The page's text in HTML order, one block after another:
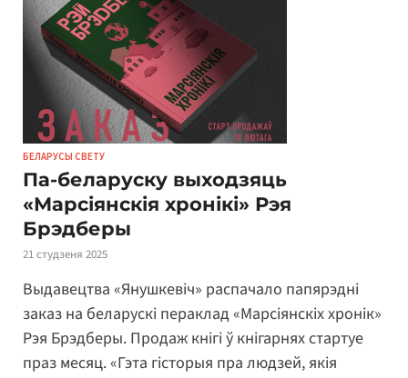
БЕЛАРУСЫ СВЕТУ
Па-беларуску выходзяць
«Марсіянскія хронікі» Рэя
Брэдберы
21 студзеня 2025
Выдавецтва «Янушкевіч» распачало папярэдні
заказ на беларускі пераклад «Марсіянскіх хронік»
Рэя Брэдберы. Продаж кнігі ў кнігарнях стартуе
праз месяц. «Гэта гісторыя пра людзей, якія